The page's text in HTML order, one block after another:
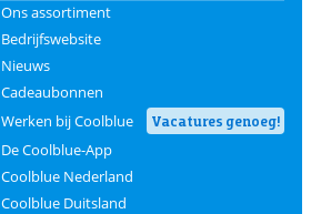
Ons assortiment
Bedrijfswebsite
Nieuws
Cadeaubonnen
Werken bij Coolblue
Vacatures genoeg!
De Coolblue-App
Coolblue Nederland
Coolblue Duitsland